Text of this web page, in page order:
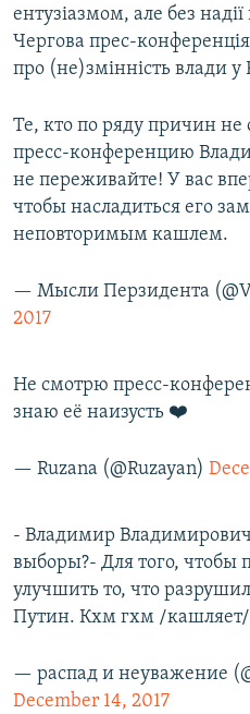
ентузіазмом, але без
Чергова прес-
про (не)змінність влади у
Те, кто по ряду причин не
пресс-конференцию
не переживайте! У вас
чтобы насладиться его
неповторимым кашлем.
— Мысли Перзидента
2017
Не смотрю пресс-
знаю её наизусть ❤️
— Ruzana (@Ruzayan)
- Владимир
выборы?- Для того, чтобы
улучшить то, что
Путин. Кхм гхм /кашляет/
— распад и неуважение
December 14, 2017